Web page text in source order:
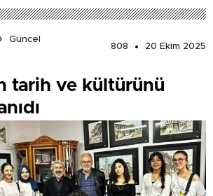
Güncel
808
20 Ekim 2025
tarih ve kültürünü